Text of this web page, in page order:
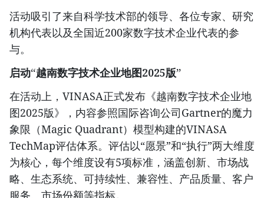
活动吸引了来自科学技术部的领导、各位专家、研究
机构代表以及全国近200家数字技术企业代表的参
与。
启动“越南数字技术企业地图2025版”
在活动上，VINASA正式发布《越南数字技术企业地
图2025版》，内容参照国际咨询公司Gartner的魔力
象限（Magic Quadrant）模型构建的VINASA
TechMap评估体系。评估以“愿景”和“执行”两大维度
为核心，每个维度设有5项标准，涵盖创新、市场战
略、生态系统、可持续性、兼容性、产品质量、客户
服务、市场份额等指标。